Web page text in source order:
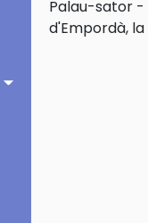
Palau-sator -
d'Empordà, la